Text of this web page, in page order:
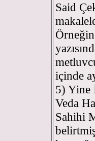
Said
içinde
5) Yine
Veda
Sahihi